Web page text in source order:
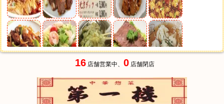
16店舗営業中、 0店舗閉店